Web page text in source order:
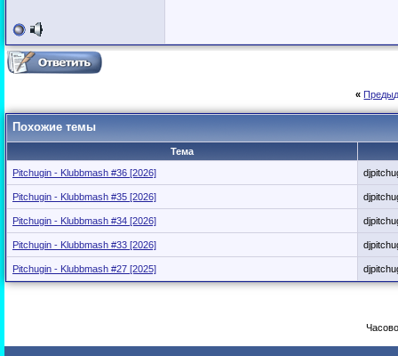
«
Похожие темы
Тема
Pitchugin - Klubbmash #36 [2026]
Pitchugin - Klubbmash #35 [2026]
Pitchugin - Klubbmash #34 [2026]
Pitchugin - Klubbmash #33 [2026]
Pitchugin - Klubbmash #27 [2025]